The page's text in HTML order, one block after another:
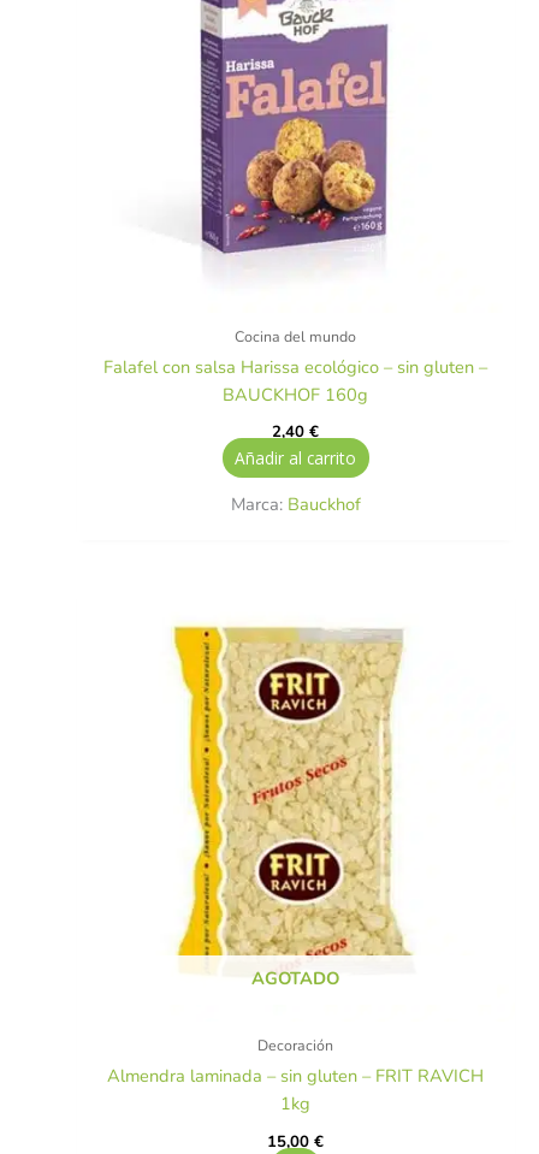
Cocina del mundo
Falafel con salsa Harissa ecológico – sin gluten –
BAUCKHOF 160g
2,40€
Añadir al carrito
Marca: Bauckhof
AGOTADO
Decoración
Almendra laminada – sin gluten – FRIT RAVICH
1kg
15,00€